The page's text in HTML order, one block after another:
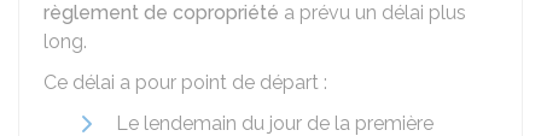
règlement de copropriété a prévu un délai plus
long.
Ce délai a pour point de départ :
Le lendemain du jour de la première